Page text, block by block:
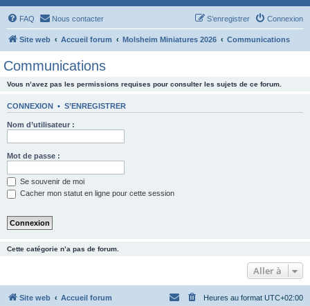
FAQ Nous contacter Connexion
S’enregistrer
Site web Accueil forum Molsheim Miniatures 2026 Communications
Communications
Vous n’avez pas les permissions requises pour consulter les sujets de ce forum.
CONNEXION • S’ENREGISTRER
Nom d’utilisateur :
Mot de passe :
Se souvenir de moi
Cacher mon statut en ligne pour cette session
Cette catégorie n’a pas de forum.
Aller à
Site web Accueil forum Heures au format UTC+02:00